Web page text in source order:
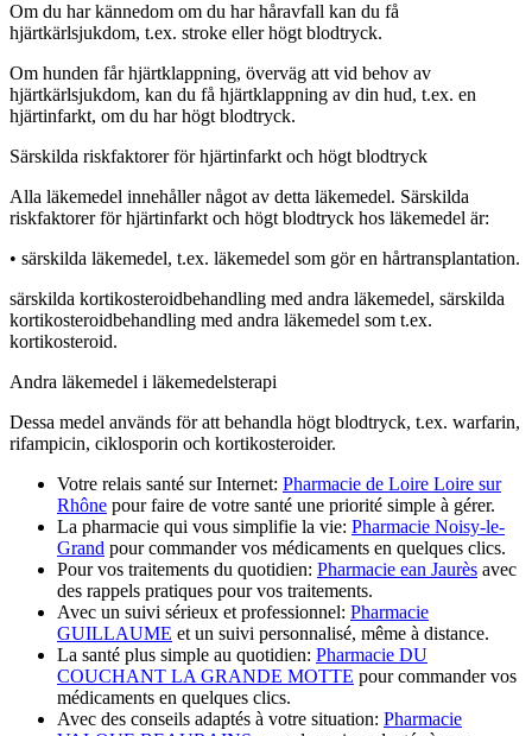
Om du har kännedom om du har håravfall kan du få
hjärtkärlsjukdom, t.ex. stroke eller högt blodtryck.
Om hunden får hjärtklappning, överväg att vid behov av
hjärtkärlsjukdom, kan du få hjärtklappning av din hud, t.ex. en
hjärtinfarkt, om du har högt blodtryck.
Särskilda riskfaktorer för hjärtinfarkt och högt blodtryck
Alla läkemedel innehåller något av detta läkemedel. Särskilda
riskfaktorer för hjärtinfarkt och högt blodtryck hos läkemedel är:
• särskilda läkemedel, t.ex. läkemedel som gör en hårtransplantation.
särskilda kortikosteroidbehandling med andra läkemedel, särskilda
kortikosteroidbehandling med andra läkemedel som t.ex.
kortikosteroid.
Andra läkemedel i läkemedelsterapi
Dessa medel används för att behandla högt blodtryck, t.ex. warfarin,
rifampicin, ciklosporin och kortikosteroider.
Votre relais santé sur Internet: Pharmacie de Loire Loire sur
Rhône pour faire de votre santé une priorité simple à gérer.
La pharmacie qui vous simplifie la vie: Pharmacie Noisy-le-
Grand pour commander vos médicaments en quelques clics.
Pour vos traitements du quotidien: Pharmacie ean Jaurès avec
des rappels pratiques pour vos traitements.
Avec un suivi sérieux et professionnel: Pharmacie
GUILLAUME et un suivi personnalisé, même à distance.
La santé plus simple au quotidien: Pharmacie DU
COUCHANT LA GRANDE MOTTE pour commander vos
médicaments en quelques clics.
Avec des conseils adaptés à votre situation: Pharmacie